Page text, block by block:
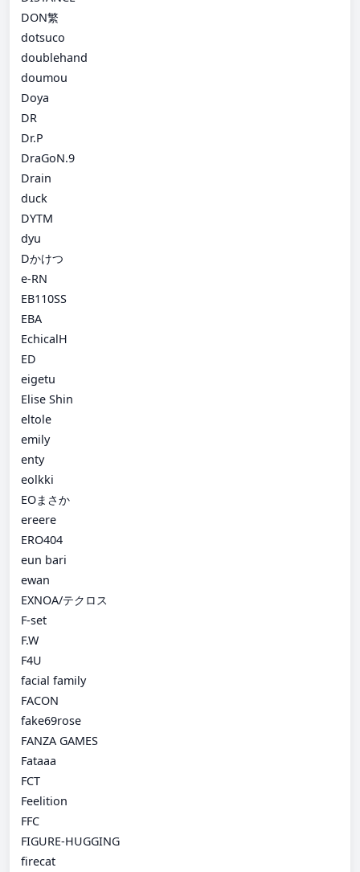
DON繁
dotsuco
doublehand
doumou
Doya
DR
Dr.P
DraGoN.9
Drain
duck
DYTM
dyu
Dかけつ
e-RN
EB110SS
EBA
EchicalH
ED
eigetu
Elise Shin
eltole
emily
enty
eolkki
EOまさか
ereere
ERO404
eun bari
ewan
EXNOA/テクロス
F-set
F.W
F4U
facial family
FACON
fake69rose
FANZA GAMES
Fataaa
FCT
Feelition
FFC
FIGURE-HUGGING
firecat